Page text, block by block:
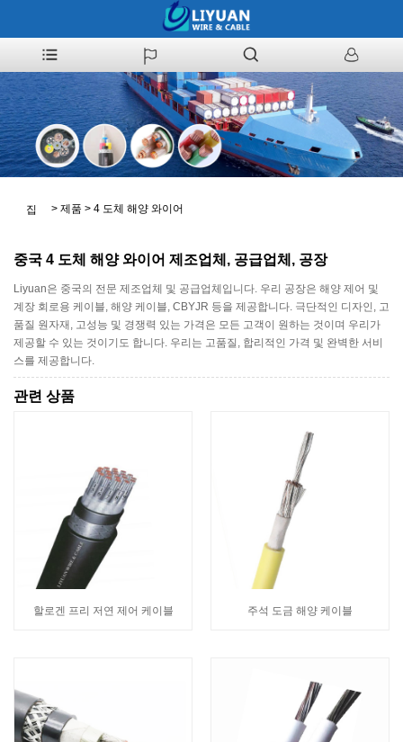
집 > 제품 > 4 도체 해양 와이어
중국 4 도체 해양 와이어 제조업체, 공급업체, 공장
Liyuan은 중국의 전문 제조업체 및 공급업체입니다. 우리 공장은 해양 제어 및
계장 회로용 케이블, 해양 케이블, CBYJR 등을 제공합니다. 극단적인 디자인, 고
품질 원자재, 고성능 및 경쟁력 있는 가격은 모든 고객이 원하는 것이며 우리가
제공할 수 있는 것이기도 합니다. 우리는 고품질, 합리적인 가격 및 완벽한 서비
스를 제공합니다.
관련 상품
할로겐 프리 저연 제어 케이블 주석 도금 해양 케이블